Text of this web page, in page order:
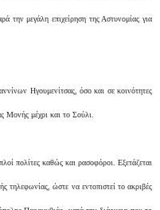
την μεγάλη επιχείρηση της Αστυνομίας για
Ηγουμενίτσας, όσο και σε κοινότητες
Μονής μέχρι και το Σούλι.
πολίτες καθώς και ρασοφόροι. Εξετάζεται
τηλεφωνίας, ώστε να εντοπιστεί το ακριβές